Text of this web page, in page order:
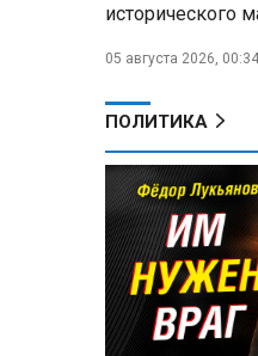
исторического
05 августа 2026, 00:34
ПОЛИТИКА